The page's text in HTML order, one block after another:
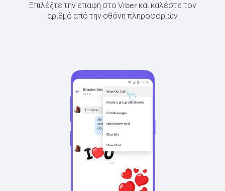
Επιλέξτε την επαφή στο Viber και καλέστε τον
αριθμό από την οθόνη πληροφοριών